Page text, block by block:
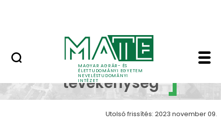
MAGYAR AGRÁR- ÉS
ÉLETTUDOMÁNYI EGYETEM
NEVELÉSTUDOMÁNYI
INTÉZET
OktatásiOktatási
tevékenység
Utolsó frissítés: 2023 november 09.